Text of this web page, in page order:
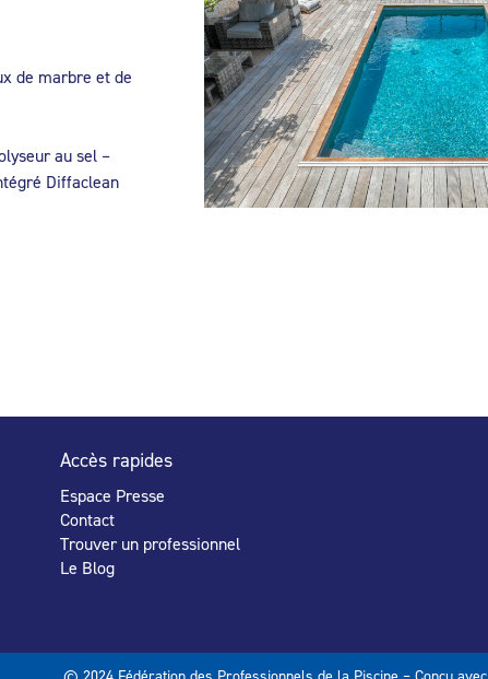
de marbre et de
au sel –
Diffaclean
Accès rapides
Espace Presse
Contact
Trouver un professionnel
Le Blog
© 2024 Fédération des Professionnels de la Piscine – Conçu avec